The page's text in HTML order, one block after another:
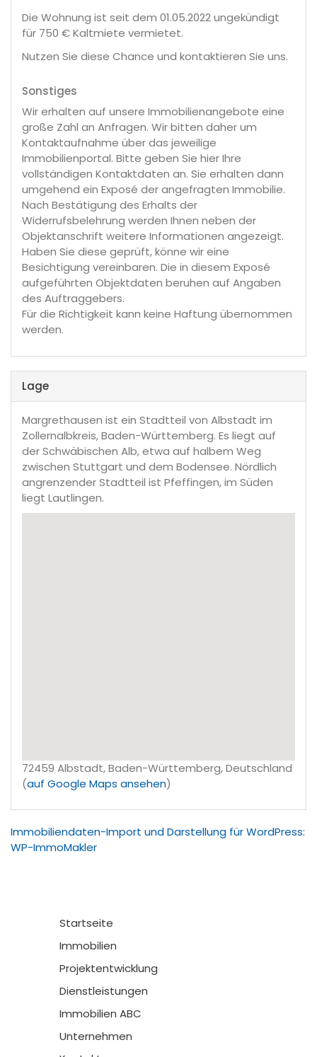
Die Wohnung ist seit dem 01.05.2022 ungekündigt
für 750 € Kaltmiete vermietet.
Nutzen Sie diese Chance und kontaktieren Sie uns.
Sonstiges
Wir erhalten auf unsere Immobilienangebote eine
große Zahl an Anfragen. Wir bitten daher um
Kontaktaufnahme über das jeweilige
Immobilienportal. Bitte geben Sie hier Ihre
vollständigen Kontaktdaten an. Sie erhalten dann
umgehend ein Exposé der angefragten Immobilie.
Nach Bestätigung des Erhalts der
Widerrufsbelehrung werden Ihnen neben der
Objektanschrift weitere Informationen angezeigt.
Haben Sie diese geprüft, könne wir eine
Besichtigung vereinbaren. Die in diesem Exposé
aufgeführten Objektdaten beruhen auf Angaben
des Auftraggebers.
Für die Richtigkeit kann keine Haftung übernommen
werden.
Lage
Margrethausen ist ein Stadtteil von Albstadt im
Zollernalbkreis, Baden-Württemberg. Es liegt auf
der Schwäbischen Alb, etwa auf halbem Weg
zwischen Stuttgart und dem Bodensee. Nördlich
angrenzender Stadtteil ist Pfeffingen, im Süden
liegt Lautlingen.
72459 Albstadt, Baden-Württemberg, Deutschland
(auf Google Maps ansehen)
Immobiliendaten-Import und Darstellung für WordPress:
WP-ImmoMakler
Startseite
Immobilien
Projektentwicklung
Dienstleistungen
Immobilien ABC
Unternehmen